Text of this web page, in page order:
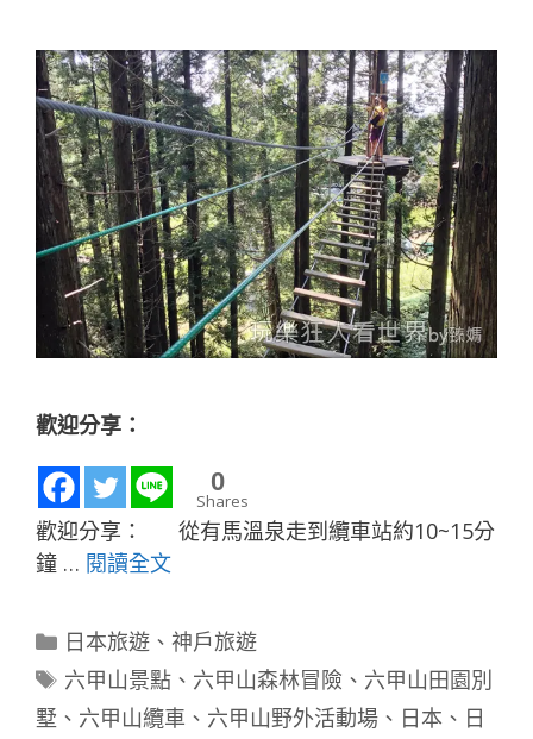
歡迎分享：
0
Shares
歡迎分享： 從有馬溫泉走到纜車站約10~15分
鐘 … 閱讀全文
分
類
日本旅遊、 神戶旅遊
標
籤
六甲山景點、 六甲山森林冒險 、 六甲山田園別
墅 、 六甲山纜車 、 六甲山野外活動場 、 日本 、 日